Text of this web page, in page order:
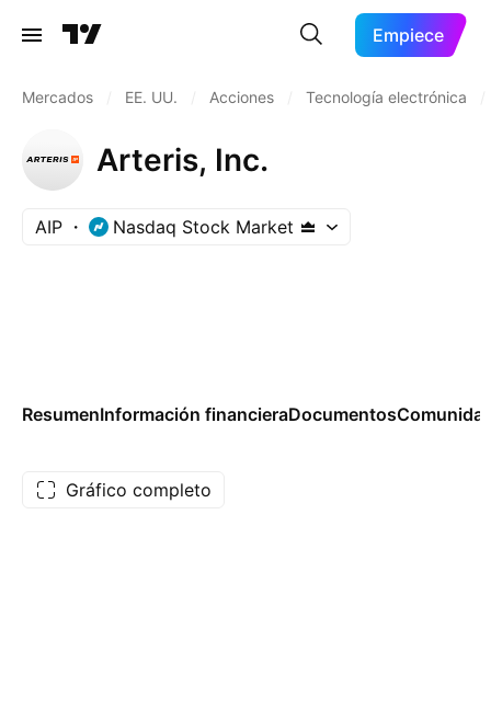
Empiece
Mercados EE. UU. Acciones Tecnología electrónica
Arteris, Inc.
AIP Nasdaq Stock Market
ResumenInformación financieraDocumentos
Gráfico completo